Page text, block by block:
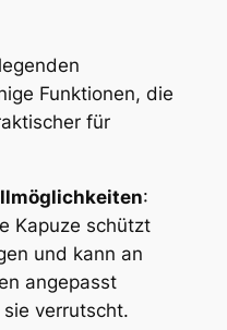
Funktionen, die
für
:
Kapuze schützt
und kann an
angepasst
verrutscht.